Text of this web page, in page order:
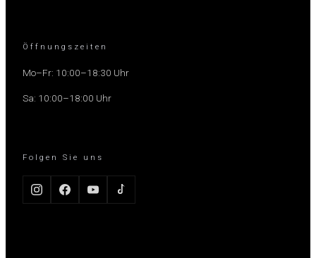
Öffnungszeiten
Mo–Fr: 10:00–18:30 Uhr
Sa: 10:00–18:00 Uhr
Folgen Sie uns